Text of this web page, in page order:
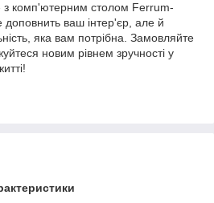
з комп'ютерним столом Ferrum-
ваш інтер'єр, але й
яка вам потрібна. Замовляйте
новим рівнем зручності у